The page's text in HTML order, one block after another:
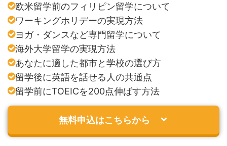
欧米留学前のフィリピン留学について
ワーキングホリデーの実現方法
ヨガ・ダンスなど専門留学について
海外大学留学の実現方法
あなたに適した都市と学校の選び方
留学後に英語を話せる人の共通点
留学前にTOEICを200点伸ばす方法
無料申込はこちらから